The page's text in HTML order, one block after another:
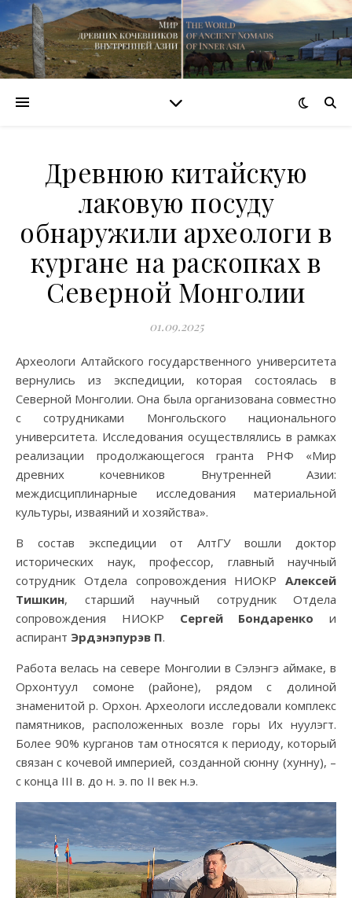
Древнюю китайскую
лаковую посуду
обнаружили археологи в
кургане на раскопках в
Северной Монголии
01.09.2025
Археологи Алтайского государственного университета
вернулись из экспедиции, которая состоялась в
Северной Монголии. Она была организована совместно
с сотрудниками Монгольского национального
университета. Исследования осуществлялись в рамках
реализации продолжающегося гранта РНФ «Мир
древних кочевников Внутренней Азии:
междисциплинарные исследования материальной
культуры, изваяний и хозяйства».
В состав экспедиции от АлтГУ вошли доктор
исторических наук, профессор, главный научный
сотрудник Отдела сопровождения НИОКР Алексей
Тишкин, старший научный сотрудник Отдела
сопровождения НИОКР Сергей Бондаренко и
аспирант Эрдэнэпурэв П.
Работа велась на севере Монголии в Сэлэнгэ аймаке, в
Орхонтуул сомоне (районе), рядом с долиной
знаменитой р. Орхон. Археологи исследовали комплекс
памятников, расположенных возле горы Их нуулэгт.
Более 90% курганов там относятся к периоду, который
связан с кочевой империей, созданной сюнну (хунну), –
с конца III в. до н. э. по II век н.э.